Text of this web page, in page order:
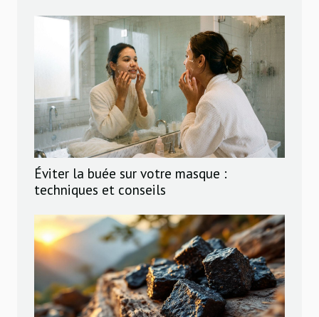
Éviter la buée sur votre masque :
techniques et conseils